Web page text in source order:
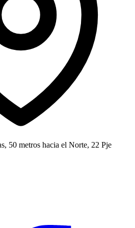
50 metros hacia el Norte, 22 Pje